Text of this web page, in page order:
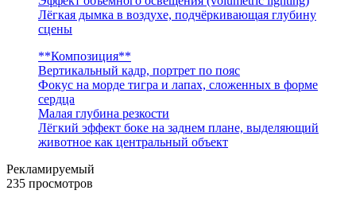
Лёгкая дымка в воздухе, подчёркивающая глубину
сцены
**Композиция**
Вертикальный кадр, портрет по пояс
Фокус на морде тигра и лапах, сложенных в форме
сердца
Малая глубина резкости
Лёгкий эффект боке на заднем плане, выделяющий
животное как центральный объект
Рекламируемый
235 просмотров